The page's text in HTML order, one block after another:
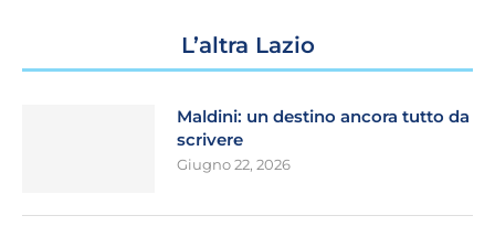
L’altra Lazio
Maldini: un destino ancora tutto da
scrivere
Giugno 22, 2026